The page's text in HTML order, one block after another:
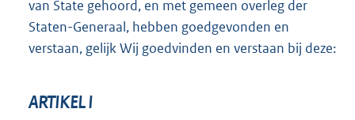
van State gehoord, en met gemeen overleg der
Staten-Generaal, hebben goedgevonden en
verstaan, gelijk Wij goedvinden en verstaan bij deze:
ARTIKEL I